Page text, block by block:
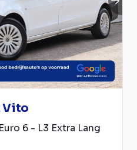
Vito
6 - L3 Extra Lang